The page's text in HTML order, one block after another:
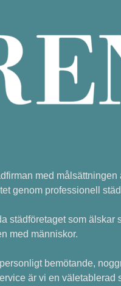
med målsättningen
genom professionell
städföretaget som älskar
med människor.
bemötande,
är vi en väletablerad